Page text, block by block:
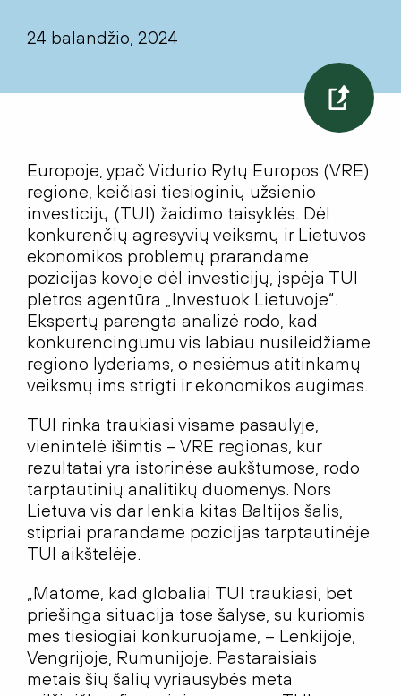
24 balandžio, 2024
Europoje, ypač Vidurio Rytų Europos (VRE)
regione, keičiasi tiesioginių užsienio
investicijų (TUI) žaidimo taisyklės. Dėl
konkurenčių agresyvių veiksmų ir Lietuvos
ekonomikos problemų prarandame
pozicijas kovoje dėl investicijų, įspėja TUI
plėtros agentūra „Investuok Lietuvoje“.
Ekspertų parengta analizė rodo, kad
konkurencingumu vis labiau nusileidžiame
regiono lyderiams, o nesiėmus atitinkamų
veiksmų ims strigti ir ekonomikos augimas.
TUI rinka traukiasi visame pasaulyje,
vienintelė išimtis – VRE regionas, kur
rezultatai yra istorinėse aukštumose, rodo
tarptautinių analitikų duomenys. Nors
Lietuva vis dar lenkia kitas Baltijos šalis,
stipriai prarandame pozicijas tarptautinėje
TUI aikštelėje.
„Matome, kad globaliai TUI traukiasi, bet
priešinga situacija tose šalyse, su kuriomis
mes tiesiogiai konkuruojame, – Lenkijoje,
Vengrijoje, Rumunijoje. Pastaraisiais
metais šių šalių vyriausybės meta